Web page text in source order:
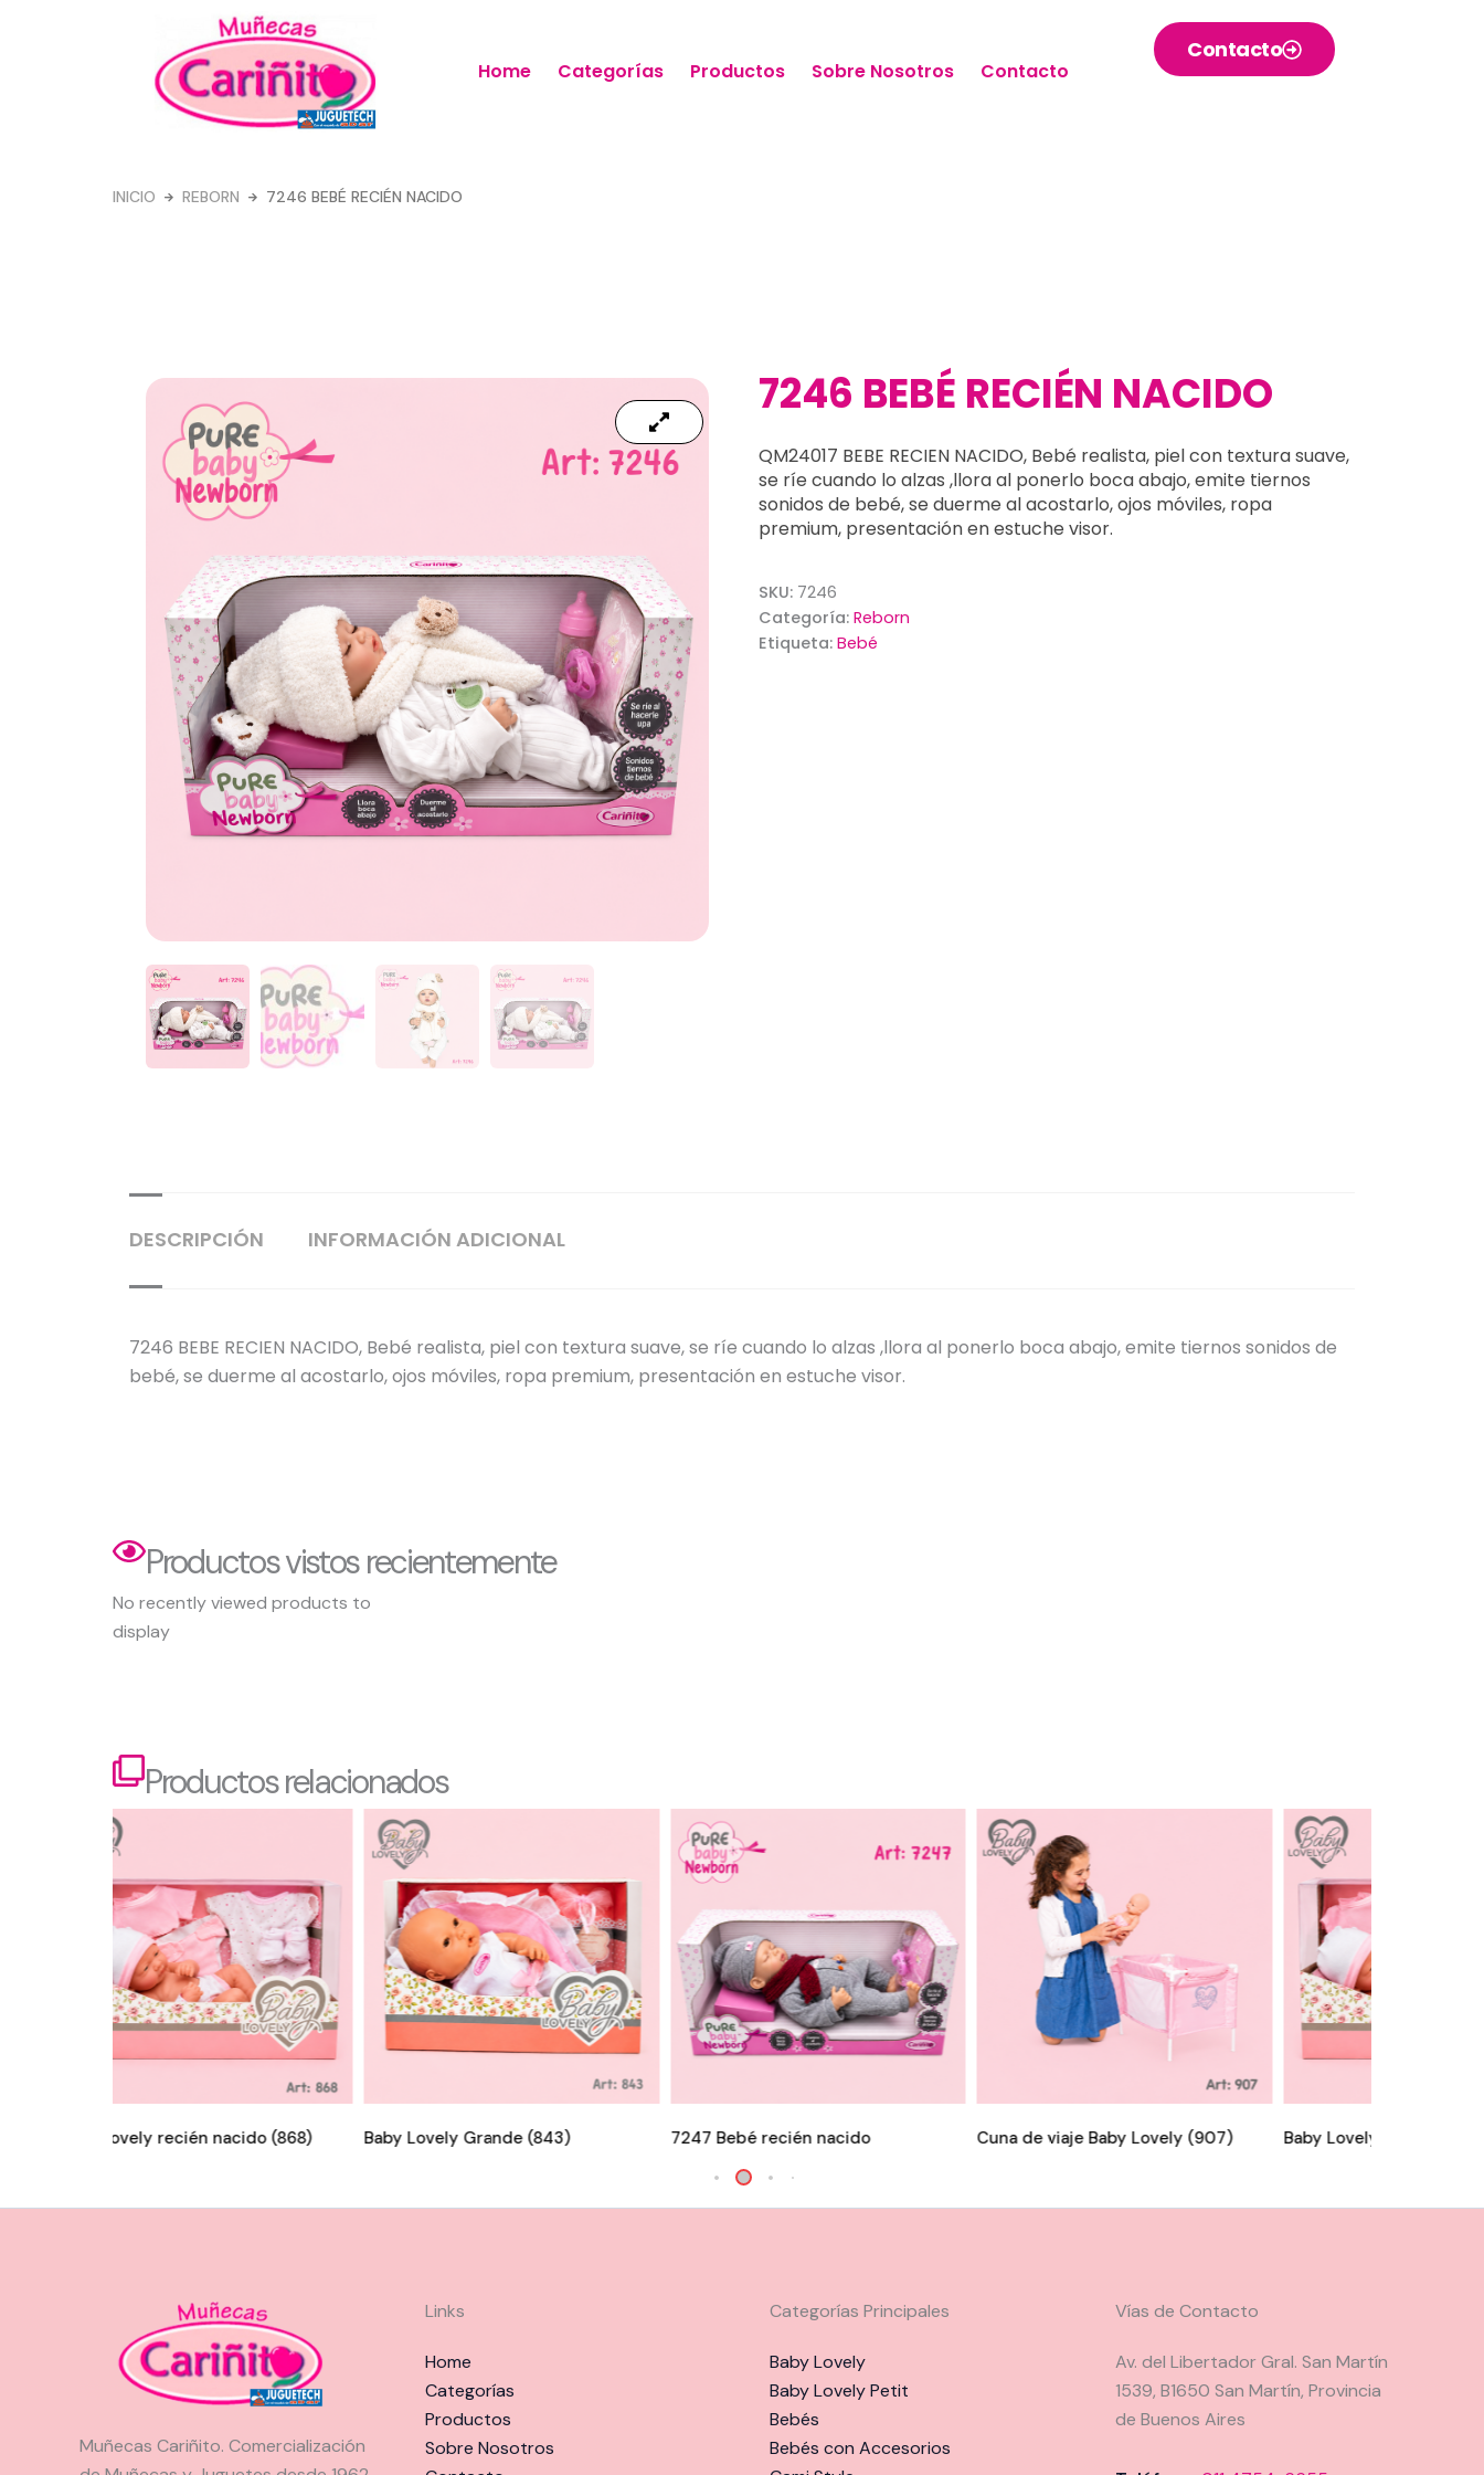
Home Categorías Productos Sobre Nosotros Contacto
Contacto
INICIO REBORN 7246 BEBÉ RECIÉN NACIDO
7246 BEBÉ RECIÉN NACIDO
QM24017 BEBE RECIEN NACIDO, Bebé realista, piel con textura suave,
se ríe cuando lo alzas ,llora al ponerlo boca abajo, emite tiernos
sonidos de bebé, se duerme al acostarlo, ojos móviles, ropa
premium, presentación en estuche visor.
SKU: 7246
Categoría: Reborn
Etiqueta: Bebé
DESCRIPCIÓN INFORMACIÓN ADICIONAL
7246 BEBE RECIEN NACIDO, Bebé realista, piel con textura suave, se ríe cuando lo alzas ,llora al ponerlo boca abajo, emite tiernos sonidos de
bebé, se duerme al acostarlo, ojos móviles, ropa premium, presentación en estuche visor.
Productos vistos recientemente
No recently viewed products to
display
Productos relacionados
Baby Lovely recién nacido (868) Baby Lovely Grande (843) 7247 Bebé recién nacido Cuna de viaje Baby Lovely (907) Baby Lovely recién
Muñecas Cariñito. Comercialización
Links
Home
Categorías
Productos
Sobre Nosotros
Categorías Principales
Baby Lovely
Baby Lovely Petit
Bebés
Bebés con Accesorios
Vías de Contacto
Av. del Libertador Gral. San Martín
1539, B1650 San Martín, Provincia
de Buenos Aires